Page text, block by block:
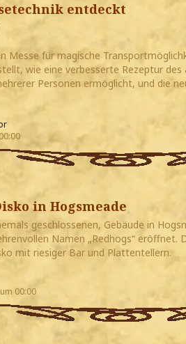
entdeckt
Messe für magische
wie eine verbesserte Rezeptur
Personen ermöglicht, und die
in Hogsmeade
geschlossenen, Gebäude in
Namen „Redhogs“ eröffnet.
mit riesiger Bar und Plattentellern.
00:00